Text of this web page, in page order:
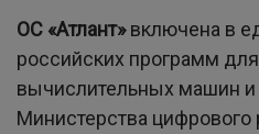
ОС «Атлант»включена в
российских программ
вычислительных машин
Министерства цифрового